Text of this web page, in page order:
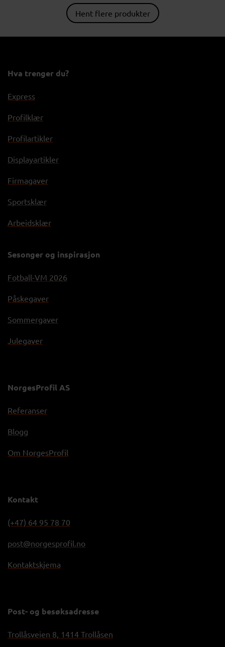
Hent flere produkter
Hva trenger du?
Express
Profilklær
Profilartikler
Displayartikler
Firmagaver
Sportsklær
Arbeidsklær
Sesonger og inspirasjon
Fotball-VM 2026
Påskegaver
Sommergaver
Julegaver
NorgesProfil AS
Referanser
Blogg
Om NorgesProfil
Kontakt
(+47) 64 95 78 70
post@norgesprofil.no
Kontaktskjema
Post- og besøksadresse
Trollåsveien 8, 1414 Trollåsen